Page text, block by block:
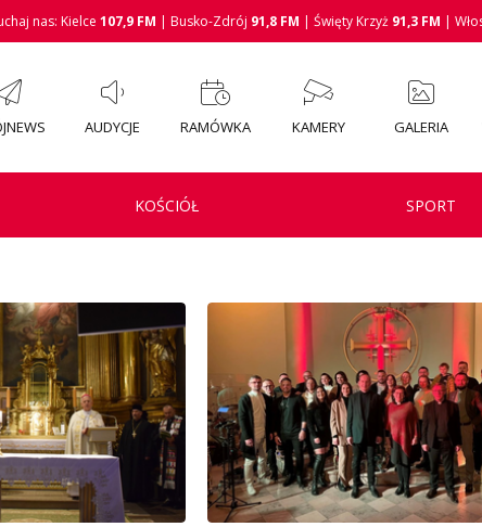
nas: Kielce 107,9 FM | Busko-Zdrój 91,8 FM | Święty Krzyż 91,3 FM |
AUDYCJE RAMÓWKA KAMERY GALERIA
KOŚCIÓŁ SPORT